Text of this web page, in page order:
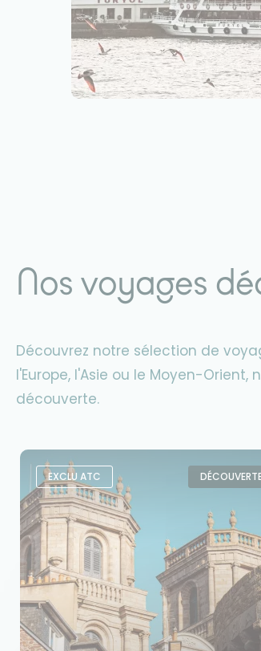
Nos voyages
Découvrez notre sélection de
l'Europe, l'Asie ou le Moyen-
découverte.
EXCLU ATC